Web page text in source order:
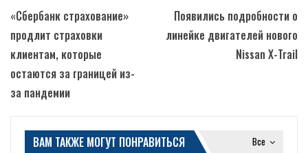
«Сбербанк страхование»
продлит страховки
клиентам, которые
остаются за границей из-
за пандемии
Появились подробности о
линейке двигателей нового
Nissan X-Trail
Все
ВАМ ТАКЖЕ МОГУТ ПОНРАВИТЬСЯ